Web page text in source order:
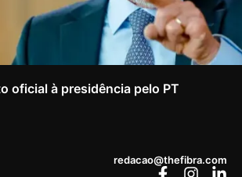
oficial à presidência pelo PT
redacao@thefibra.com